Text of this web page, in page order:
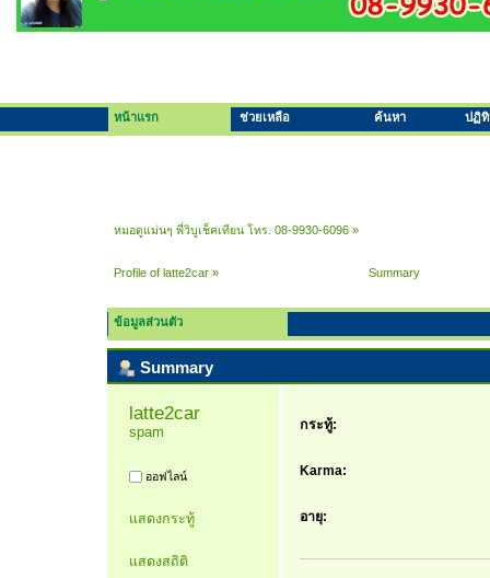
หน้าแรก ช่วยเหลือ ค้นหา ปฏิ
หมอดูแม่นๆ พี่วิบูเช็คเทียน โทร. 08-9930-6096 »
Profile of latte2car » Summary
ข้อมูลส่วนตัว
Summary
latte2car
spam
ออฟไลน์
แสดงกระทู้
แสดงสถิติ
กระทู้:
Karma:
อายุ: